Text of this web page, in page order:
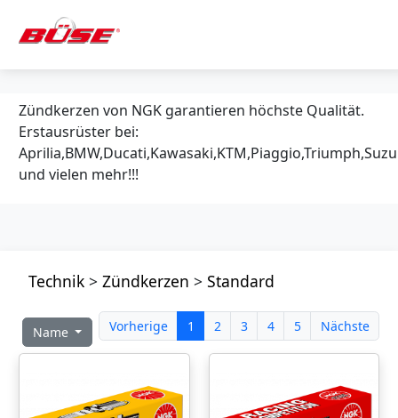
Zündkerzen von NGK garantieren höchste Qualität.
Erstausrüster bei:
und vielen mehr!!!
Technik> Zündkerzen > Standard
Vorherige 1 2 3 4 5 Nächste
Name